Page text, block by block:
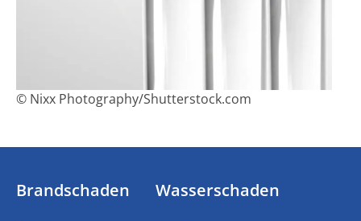
© Nixx Photography/Shutterstock.com
Brandschaden Wasserschaden